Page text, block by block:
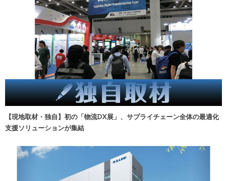
【現地取材・独自】初の「物流DX展」、サプライチェーン全体の最適化
支援ソリューションが集結